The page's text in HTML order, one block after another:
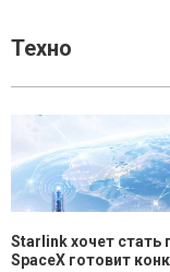
Техно
Starlink хочет
SpaceX готовит